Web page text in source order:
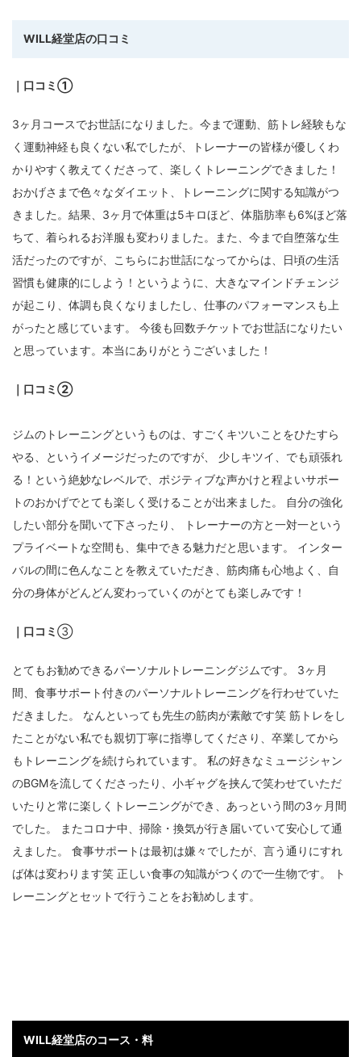
WILL経堂店の口コミ
｜口コミ①
3ヶ月コースでお世話になりました。今まで運動、筋トレ経験もな
く運動神経も良くない私でしたが、トレーナーの皆様が優しくわ
かりやすく教えてくださって、楽しくトレーニングできました！
おかげさまで色々なダイエット、トレーニングに関する知識がつ
きました。結果、3ヶ月で体重は5キロほど、体脂肪率も6%ほど落
ちて、着られるお洋服も変わりました。また、今まで自堕落な生
活だったのですが、こちらにお世話になってからは、日頃の生活
習慣も健康的にしよう！というように、大きなマインドチェンジ
が起こり、体調も良くなりましたし、仕事のパフォーマンスも上
がったと感じています。 今後も回数チケットでお世話になりたい
と思っています。本当にありがとうございました！
｜口コミ②
ジムのトレーニングというものは、すごくキツいことをひたすら
やる、というイメージだったのですが、 少しキツイ、でも頑張れ
る！という絶妙なレベルで、ポジティブな声かけと程よいサポー
トのおかげでとても楽しく受けることが出来ました。 自分の強化
したい部分を聞いて下さったり、 トレーナーの方と一対一という
プライベートな空間も、集中できる魅力だと思います。 インター
バルの間に色んなことを教えていただき、筋肉痛も心地よく、自
分の身体がどんどん変わっていくのがとても楽しみです！
｜口コミ ③
とてもお勧めできるパーソナルトレーニングジムです。 3ヶ月
間、食事サポート付きのパーソナルトレーニングを行わせていた
だきました。 なんといっても先生の筋肉が素敵です笑 筋トレをし
たことがない私でも親切丁寧に指導してくださり、卒業してから
もトレーニングを続けられています。 私の好きなミュージシャン
のBGMを流してくださったり、小ギャグを挟んで笑わせていただ
いたりと常に楽しくトレーニングができ、あっという間の3ヶ月間
でした。 またコロナ中、掃除・換気が行き届いていて安心して通
えました。 食事サポートは最初は嫌々でしたが、言う通りにすれ
ば体は変わります笑 正しい食事の知識がつくので一生物です。 ト
レーニングとセットで行うことをお勧めします。
WILL経堂店のコース・料